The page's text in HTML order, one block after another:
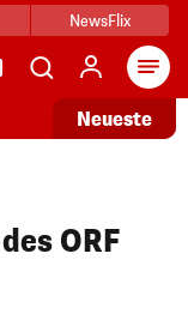
NewsFlix
Neueste
ORF